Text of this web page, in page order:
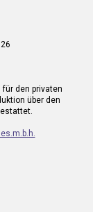
den privaten
über den